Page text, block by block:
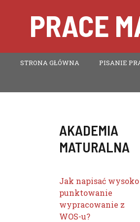
PRACE
STRONA GŁÓWNA PISANIE
AKADEMIA
MATURALNA
Jak napisać wysoko
punktowanie
wypracowanie z
WOS-u?